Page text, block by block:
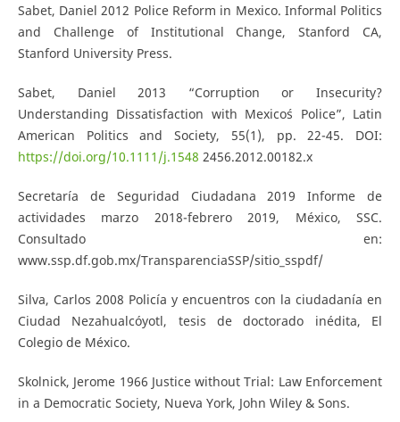
Sabet, Daniel 2012 Police Reform in Mexico. Informal Politics
and Challenge of Institutional Change, Stanford CA,
Stanford University Press.
Sabet, Daniel 2013 “Corruption or Insecurity?
Understanding Dissatisfaction with Mexico´s Police”, Latin
American Politics and Society, 55(1), pp. 22-45. DOI:
https://doi.org/10.1111/j.1548 2456.2012.00182.x
Secretaría de Seguridad Ciudadana 2019 Informe de
actividades marzo 2018-febrero 2019, México, SSC.
Consultado en:
www.ssp.df.gob.mx/TransparenciaSSP/sitio_sspdf/
Silva, Carlos 2008 Policía y encuentros con la ciudadanía en
Ciudad Nezahualcóyotl, tesis de doctorado inédita, El
Colegio de México.
Skolnick, Jerome 1966 Justice without Trial: Law Enforcement
in a Democratic Society, Nueva York, John Wiley & Sons.